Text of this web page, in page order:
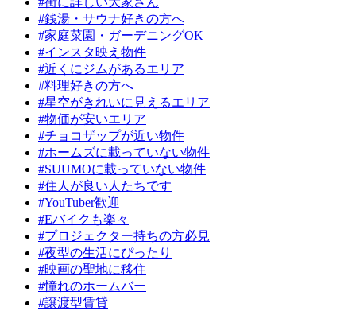
#銭湯・サウナ好きの方へ
#家庭菜園・ガーデニングOK
#インスタ映え物件
#近くにジムがあるエリア
#料理好きの方へ
#星空がきれいに見えるエリア
#物価が安いエリア
#チョコザップが近い物件
#ホームズに載っていない物件
#SUUMOに載っていない物件
#住人が良い人たちです
#YouTuber歓迎
#Eバイクも楽々
#プロジェクター持ちの方必見
#夜型の生活にぴったり
#映画の聖地に移住
#憧れのホームバー
#譲渡型賃貸